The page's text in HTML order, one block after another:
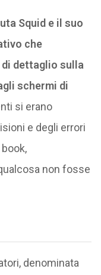
Squid e il suo
che
dettaglio sulla
schermi di
si erano
e degli errori
non fosse
denominata